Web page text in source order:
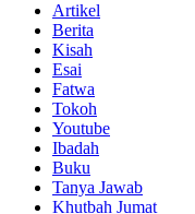
Artikel
Berita
Kisah
Esai
Fatwa
Tokoh
Youtube
Ibadah
Buku
Tanya Jawab
Khutbah Jumat